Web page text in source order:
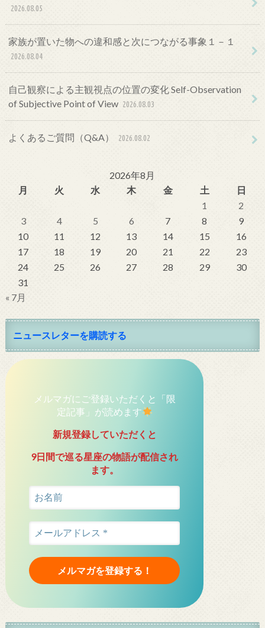
2026.08.05
家族が置いた物への違和感と次につながる事象１－１
2026.08.04
自己観察による主観視点の位置の変化 Self-Observation
of Subjective Point of View 2026.08.03
よくあるご質問（Q&A） 2026.08.02
2026年8月
月
火 水 木 金 土
日
1
2
3
4 5 6 7 8
9
10
11 12 13 14 15
16
17
18 19 20 21 22
23
24
25 26 27 28 29
30
31
« 7月
ニュースレターを購読する
メルマガにご登録いただくと「限
定記事」が読めます
新規登録していただくと
9日間で巡る星座の物語が配信され
ます。